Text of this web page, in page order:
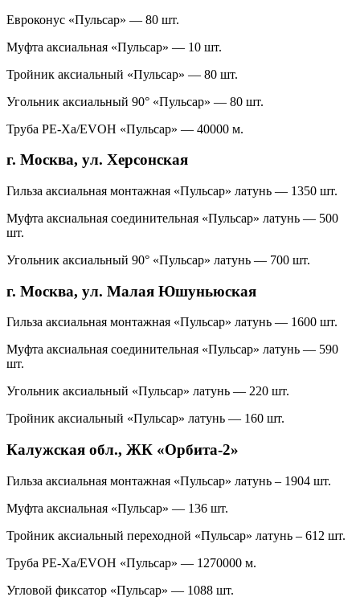
Евроконус «Пульсар» — 80 шт.
Муфта аксиальная «Пульсар» — 10 шт.
Тройник аксиальный «Пульсар» — 80 шт.
Угольник акcиальный 90° «Пульсар» — 80 шт.
Труба PE-Xa/EVOH «Пульсар» — 40000 м.
г. Москва, ул. Херсонская
Гильза аксиальная монтажная «Пульсар» латунь — 1350 шт.
Муфта аксиальная соединительная «Пульсар» латунь — 500
шт.
Угольник акcиальный 90° «Пульсар» латунь — 700 шт.
г. Москва, ул. Малая Юшуньюская
Гильза аксиальная монтажная «Пульсар» латунь — 1600 шт.
Муфта аксиальная соединительная «Пульсар» латунь — 590
шт.
Угольник акcиальный «Пульсар» латунь — 220 шт.
Тройник аксиальный «Пульсар» латунь — 160 шт.
Калужская обл., ЖК «Орбита-2»
Гильза аксиальная монтажная «Пульсар» латунь – 1904 шт.
Муфта аксиальная «Пульсар» — 136 шт.
Тройник аксиальный переходной «Пульсар» латунь – 612 шт.
Труба PE-Xa/EVOH «Пульсар» — 1270000 м.
Угловой фиксатор «Пульсар» — 1088 шт.